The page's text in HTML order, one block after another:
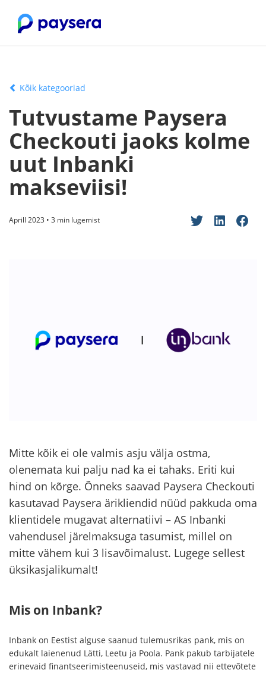
Kõik kategooriad
Tutvustame Paysera
Checkouti jaoks kolme
uut Inbanki
makseviisi!
Aprill 2023 • 3 min lugemist
Mitte kõik ei ole valmis asju välja ostma,
olenemata kui palju nad ka ei tahaks. Eriti kui
hind on kõrge. Õnneks saavad Paysera Checkouti
kasutavad Paysera ärikliendid nüüd pakkuda oma
klientidele mugavat alternatiivi – AS Inbanki
vahendusel järelmaksuga tasumist, millel on
mitte vähem kui 3 lisavõimalust. Lugege sellest
üksikasjalikumalt!
Mis on Inbank?
Inbank on Eestist alguse saanud tulemusrikas pank, mis on
edukalt laienenud Lätti, Leetu ja Poola. Pank pakub tarbijatele
erinevaid finantseerimisteenuseid, mis vastavad nii ettevõtete